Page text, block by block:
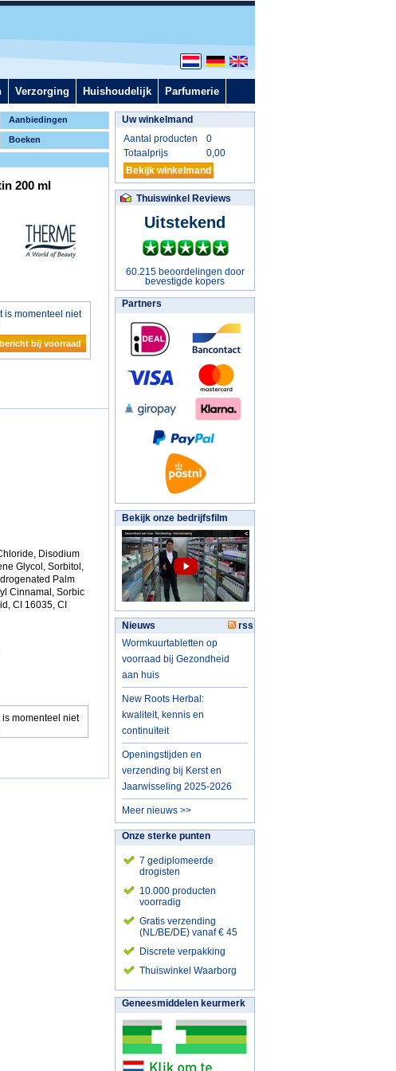
Verzorging Huishoudelijk Parfumerie
Aanbiedingen
Boeken
200 ml
is momenteel niet
bij voorraad
Disodium
Glycol, Sorbitol,
Palm
Cinnamal, Sorbic
CI 16035, CI
is momenteel niet
Uw winkelmand
Aantal producten
0
Totaalprijs
0,00
Bekijk winkelmand
Thuiswinkel Reviews
Uitstekend
60.215 beoordelingen door
bevestigde kopers
Partners
Bekijk onze bedrijfsfilm
Nieuws
rss
Wormkuurtabletten op
voorraad bij Gezondheid
aan huis
New Roots Herbal:
kwaliteit, kennis en
continuïteit
Openingstijden en
verzending bij Kerst en
Jaarwisseling 2025-2026
Meer nieuws >>
Onze sterke punten
7 gediplomeerde
drogisten
10.000 producten
voorradig
Gratis verzending
(NL/BE/DE) vanaf € 45
Discrete verpakking
Thuiswinkel Waarborg
Geneesmiddelen keurmerk